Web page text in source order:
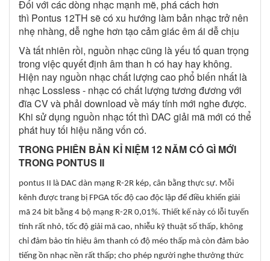
Đối với các dòng nhạc mạnh mẽ, phá cách hơn
thì Pontus 12TH sẽ có xu hướng làm bản nhạc trở nên
nhẹ nhàng, dễ nghe hơn tạo cảm giác êm ái dễ chịu
Và tất nhiên rồi, nguồn nhạc cũng là yếu tố quan trọng
trong việc quyết định âm than h có hay hay không.
Hiện nay nguồn nhạc chất lượng cao phổ biến nhất là
nhạc Lossless - nhạc có chất lượng tương đương với
đĩa CV và phải download về máy tính mới nghe được.
Khi sử dụng nguồn nhạc tốt thì DAC giải mã mới có thể
phát huy tối hiệu năng vốn có.
TRONG PHIÊN BẢN KỈ NIỆM 12 NĂM CÓ GÌ MỚI
TRONG PONTUS II
pontus II là DAC dàn mạng R-2R kép, cân bằng thực sự. Mỗi
kênh được trang bị FPGA tốc độ cao độc lập để điều khiển giải
mã 24 bit bằng 4 bộ mạng R-2R 0,01%. Thiết kế này có lỗi tuyến
tính rất nhỏ, tốc độ giải mã cao, nhiễu kỹ thuật số thấp, không
chỉ đảm bảo tín hiệu âm thanh có độ méo thấp mà còn đảm bảo
tiếng ồn nhạc nền rất thấp; cho phép người nghe thưởng thức